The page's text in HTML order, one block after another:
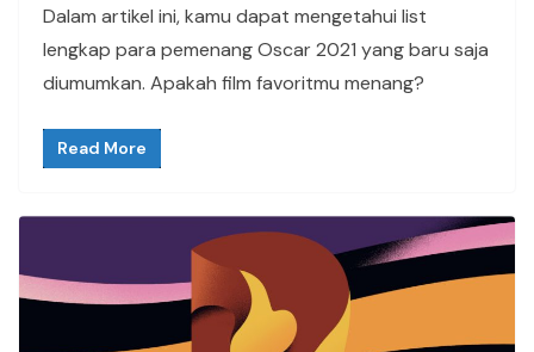
Dalam artikel ini, kamu dapat mengetahui list
lengkap para pemenang Oscar 2021 yang baru saja
diumumkan. Apakah film favoritmu menang?
Read More